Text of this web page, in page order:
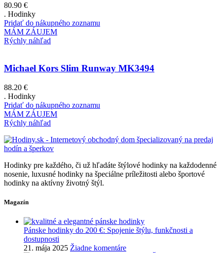
80.90 €
. Hodinky
Pridať do nákupného zoznamu
MÁM ZÁUJEM
Rýchly náhľad
Michael Kors Slim Runway MK3494
88.20 €
. Hodinky
Pridať do nákupného zoznamu
MÁM ZÁUJEM
Rýchly náhľad
Hodinky pre každého, či už hľadáte štýlové hodinky na každodenné
nosenie, luxusné hodinky na špeciálne príležitosti alebo športové
hodinky na aktívny životný štýl.
Magazín
Pánske hodinky do 200 €: Spojenie štýlu, funkčnosti a
dostupnosti
21. mája 2025 Žiadne komentáre